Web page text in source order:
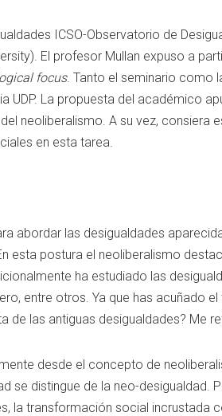
ICSO-Observatorio de
El profesor Mullan expuso a
focus. Tanto el seminario como
UDP. La propuesta del académico
neoliberalismo. A su vez,
en esta tarea.
abordar las desigualdades
esta postura el neoliberalismo
ha estudiado las
entre otros. Ya que has acuñado
de las antiguas desigualdades? Me
desde el concepto de
se distingue de la neo-desigualdad.
la transformación social incrustada